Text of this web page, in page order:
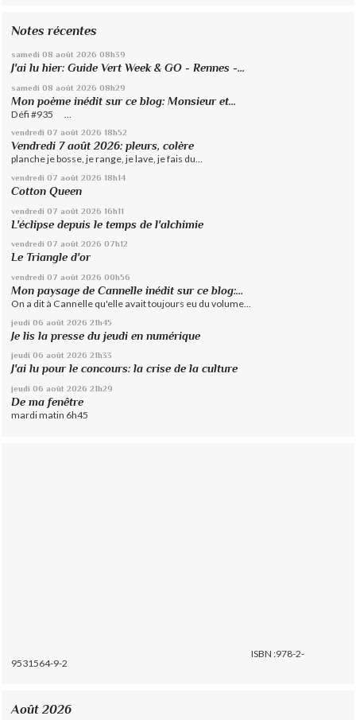
Notes récentes
samedi 08 août 2026 08h39
J'ai lu hier: Guide Vert Week & GO - Rennes -...
samedi 08 août 2026 08h29
Mon poème inédit sur ce blog: Monsieur et...
Défi #935 ...
vendredi 07 août 2026 18h52
Vendredi 7 août 2026: pleurs, colère
planche je bosse, je range, je lave, je fais du...
vendredi 07 août 2026 18h14
Cotton Queen
vendredi 07 août 2026 16h11
L'éclipse depuis le temps de l'alchimie
vendredi 07 août 2026 07h12
Le Triangle d'or
vendredi 07 août 2026 00h56
Mon paysage de Cannelle inédit sur ce blog:...
On a dit à Cannelle qu'elle avait toujours eu du volume...
jeudi 06 août 2026 21h45
Je lis la presse du jeudi en numérique
jeudi 06 août 2026 21h33
J'ai lu pour le concours: la crise de la culture
jeudi 06 août 2026 21h29
De ma fenêtre
mardi matin 6h45
ISBN :978-2-
9531564-9-2
Août 2026